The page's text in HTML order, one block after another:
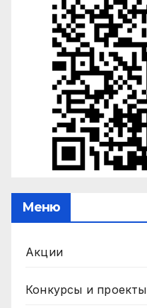
Меню
Акции
Конкурсы и проекты